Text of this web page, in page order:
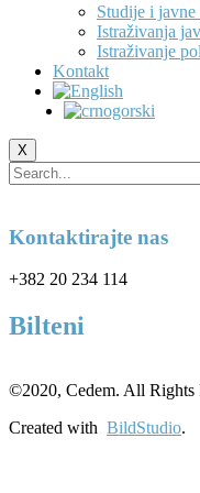
Studije i
Istraživanja
Istraživanje
Kontakt
X
Kontaktirajte nas
+382 20 234 114
Bilteni
©2020, Cedem. All Rights
Created with BildStudio.